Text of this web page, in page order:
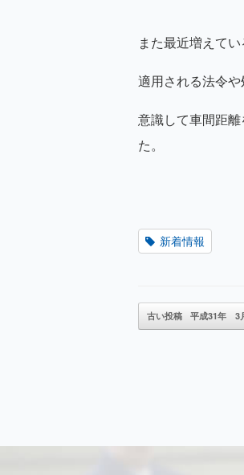
また最近増えて
適用される法令や
意識して車間距
た。
新着情報
古い投稿 平成31年 3